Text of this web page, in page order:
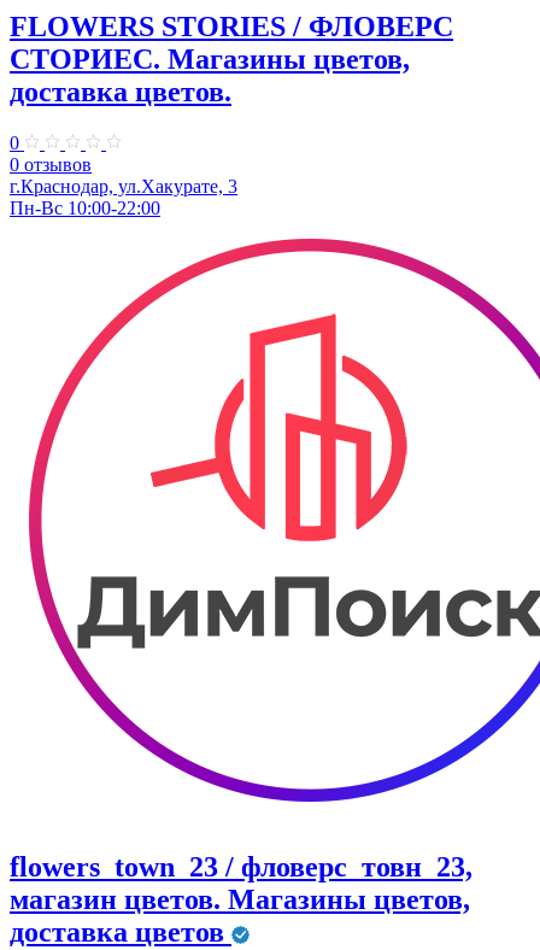
FLOWERS STORIES / ФЛОВЕРС
СТОРИЕС. Магазины цветов,
доставка цветов.
0
0 отзывов
г.Краснодар, ул.Хакурате, 3
Пн-Вс 10:00-22:00
flowers_town_23 / фловерс_товн_23,
магазин цветов. Магазины цветов,
доставка цветов